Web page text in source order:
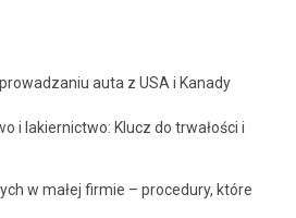
auta z USA i Kanady
i lakiernictwo: Klucz do trwałości i
w małej firmie – procedury, które